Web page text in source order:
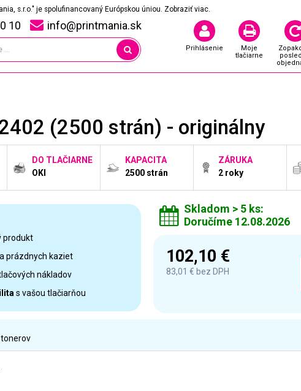
s.r.o." je spolufinancovaný Európskou úniou. Zobraziť viac.
10 info@printmania.sk
Prihlásenie
Moje
tlačiarne
(2500 strán) - originálny
DO TLAČIARNE
OKI
KAPACITA
2500 strán
ZÁRUKA
2 roky
produkt
prázdnych kaziet
nákladov
s vašou tlačiarňou
Skladom > 5 ks:
Doručíme 12.08.2026
102,10 €
83,01 € bez DPH
tonerov